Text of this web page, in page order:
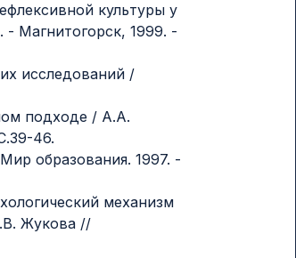
культуры у
Магнитогорск, 1999. -
исследований /
подходе / А.А.
46.
образования. 1997. -
механизм
Жукова //